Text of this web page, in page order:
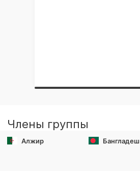
Члены группы
Алжир Бангладеш